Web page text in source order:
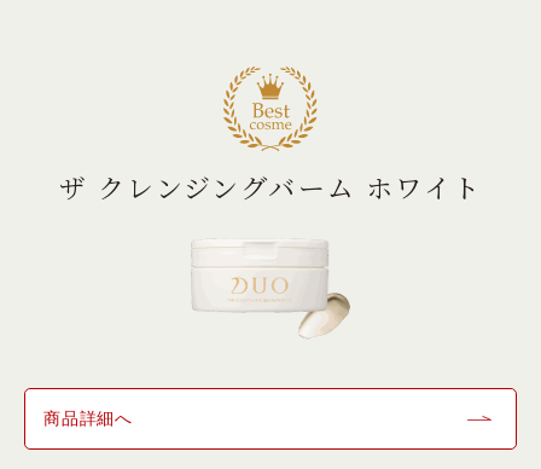
ザ クレンジングバーム ホワイト
商品詳細へ